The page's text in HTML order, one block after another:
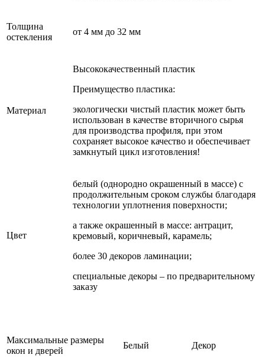
Толщина
остекления
от 4 мм до 32 мм
Материал
Высококачественный пластик
Преимущество пластика:
экологически чистый пластик может быть
использован в качестве вторичного сырья
для производства профиля, при этом
сохраняет высокое качество и обеспечивает
замкнутый цикл изготовления!
Цвет
белый (однородно окрашенный в массе) с
продолжительным сроком службы благодаря
технологии уплотнения поверхности;
а также окрашенный в массе: антрацит,
кремовый, коричневый, карамель;
более 30 декоров ламинации;
специальные декоры – по предварительному
заказу
Максимальные размеры
окон и дверей
Белый Декор